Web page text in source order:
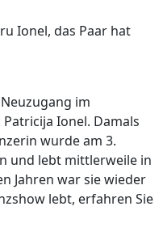
Ionel, das Paar hat
im
Patricija Ionel. Damals
wurde am 3.
und lebt mittlerweile in
Jahren war sie wieder
lebt, erfahren Sie